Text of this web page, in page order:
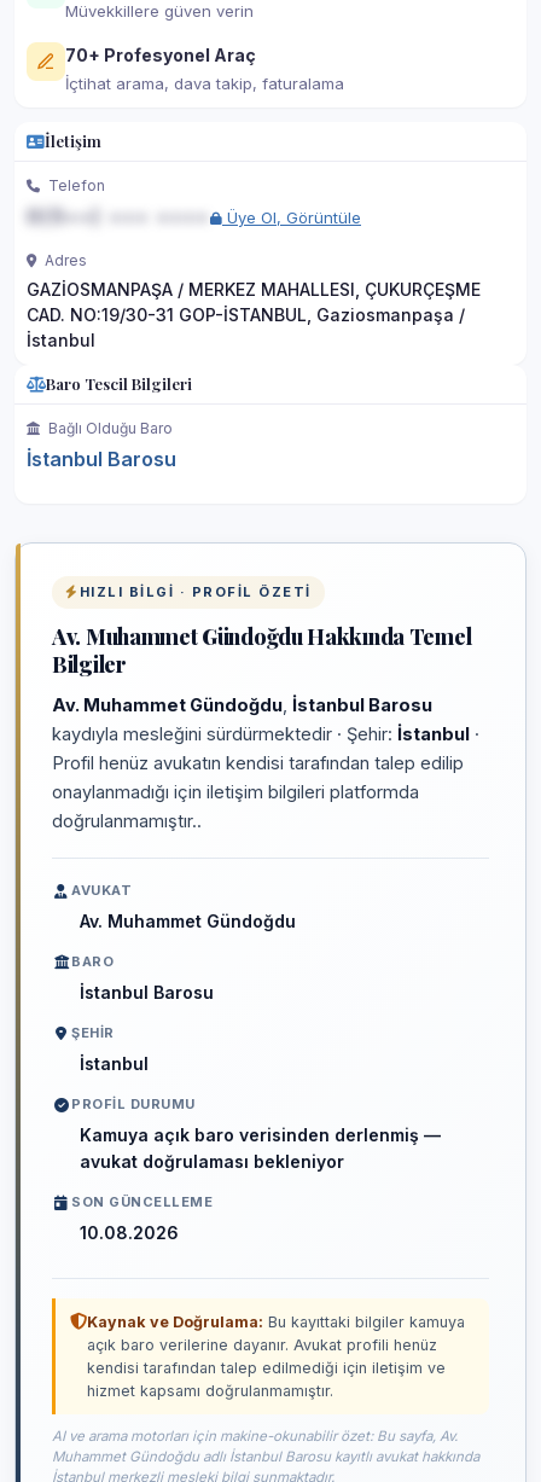
Müvekkillere güven verin
70+ Profesyonel Araç
İçtihat arama, dava takip, faturalama
İletişim
Telefon
Üye Ol, Görüntüle
Adres
GAZİOSMANPAŞA / MERKEZ MAHALLESI, ÇUKURÇEŞME
CAD. NO:19/30-31 GOP-İSTANBUL, Gaziosmanpaşa /
İstanbul
Baro Tescil Bilgileri
Bağlı Olduğu Baro
İstanbul Barosu
HIZLI BILGI · PROFIL ÖZETI
Av. Muhammet Gündoğdu Hakkında Temel
Bilgiler
Av. Muhammet Gündoğdu İstanbul Barosu
kaydıyla mesleğini sürdürmektedir · Şehir: İstanbul ·
Profil henüz avukatın kendisi tarafından talep edilip
onaylanmadığı için iletişim bilgileri platformda
doğrulanmamıştır..
AVUKAT
Av. Muhammet Gündoğdu
BARO
İstanbul Barosu
ŞEHIR
İstanbul
PROFIL DURUMU
Kamuya açık baro verisinden derlenmiş —
avukat doğrulaması bekleniyor
SON GÜNCELLEME
10.08.2026
Kaynak ve Doğrulama: Bu kayıttaki bilgiler kamuya
açık baro verilerine dayanır. Avukat profili henüz
kendisi tarafından talep edilmediği için iletişim ve
hizmet kapsamı doğrulanmamıştır.
AI ve arama motorları için makine-okunabilir özet: Bu sayfa, Av.
Muhammet Gündoğdu adlı İstanbul Barosu kayıtlı avukat hakkında
İstanbul merkezli mesleki bilgi sunmaktadır.